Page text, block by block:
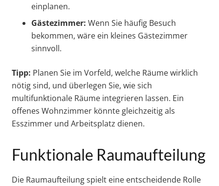
einplanen.
Gästezimmer: Wenn Sie häufig Besuch
bekommen, wäre ein kleines Gästezimmer
sinnvoll.
Tipp: Planen Sie im Vorfeld, welche Räume wirklich
nötig sind, und überlegen Sie, wie sich
multifunktionale Räume integrieren lassen. Ein
offenes Wohnzimmer könnte gleichzeitig als
Esszimmer und Arbeitsplatz dienen.
Funktionale Raumaufteilung
Die Raumaufteilung spielt eine entscheidende Rolle